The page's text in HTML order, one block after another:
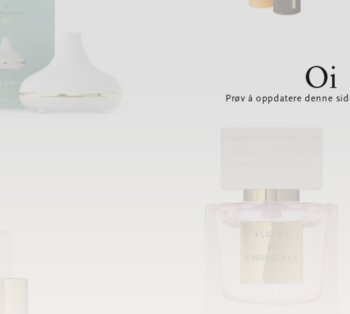
Oi
Prøv å oppdatere denne